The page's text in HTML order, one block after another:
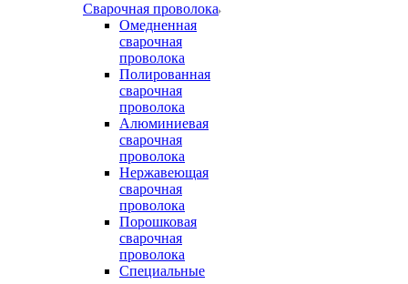
Сварочная проволока
Омедненная
сварочная
проволока
Полированная
сварочная
проволока
Алюминиевая
сварочная
проволока
Нержавеющая
сварочная
проволока
Порошковая
сварочная
проволока
Специальные